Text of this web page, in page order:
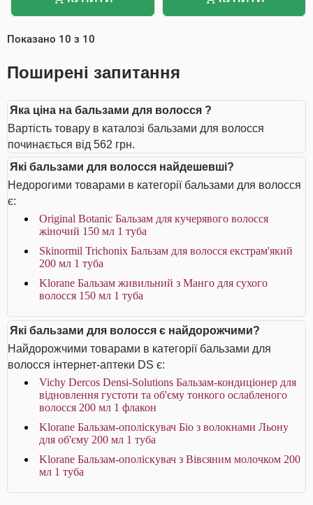
Показано 10 з 10
Поширені запитання
Яка ціна на бальзами для волосся ?
Вартість товару в каталозі бальзами для волосся
починається від 562 грн.
Які бальзами для волосся найдешевші?
Недорогими товарами в категорії бальзами для волосся
є:
Original Botanic Бальзам для кучерявого волосся
жіночий 150 мл 1 туба
Skinormil Trichonix Бальзам для волосся екстрам'який
200 мл 1 туба
Klorane Бальзам живильний з Манго для сухого
волосся 150 мл 1 туба
Які бальзами для волосся є найдорожчими?
Найдорожчими товарами в категорії бальзами для
волосся інтернет-аптеки DS є:
Vichy Dercos Densi-Solutions Бальзам-кондиціонер для
відновлення густоти та об'єму тонкого ослабленого
волосся 200 мл 1 флакон
Klorane Бальзам-ополіскувач Біо з волокнами Льону
для об'єму 200 мл 1 туба
Klorane Бальзам-ополіскувач з Вівсяним молочком 200
мл 1 туба